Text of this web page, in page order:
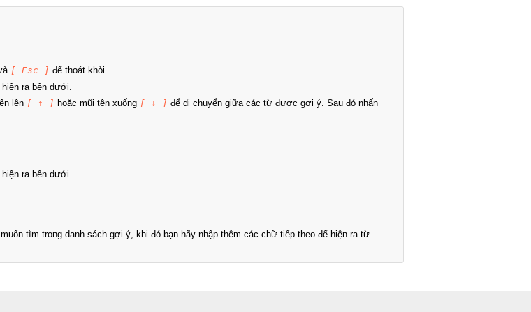
[ Esc ] để thoát khỏi.
ra bên dưới.
lên [ ↑ ] hoặc mũi tên xuống [ ↓ ] để di chuyển giữa các từ được gợi ý. Sau đó nhấn
ra bên dưới.
tìm trong danh sách gợi ý, khi đó bạn hãy nhập thêm các chữ tiếp theo để hiện ra từ